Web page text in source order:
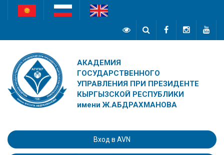
АКАДЕМИЯ
ГОСУДАРСТВЕННОГО
УПРАВЛЕНИЯ ПРИ ПРЕЗИДЕНТЕ
КЫРГЫЗСКОЙ РЕСПУБЛИКИ
имени Ж.АБДРАХМАНОВА
Вход в AVN